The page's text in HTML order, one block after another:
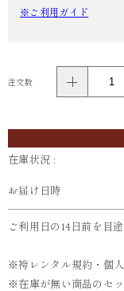
※ご利用ガイド
注文数
在庫状況 :
お届け日時
ご利用日の14日前を目
※袴レンタル規約・個
※在庫が無い商品のセッ